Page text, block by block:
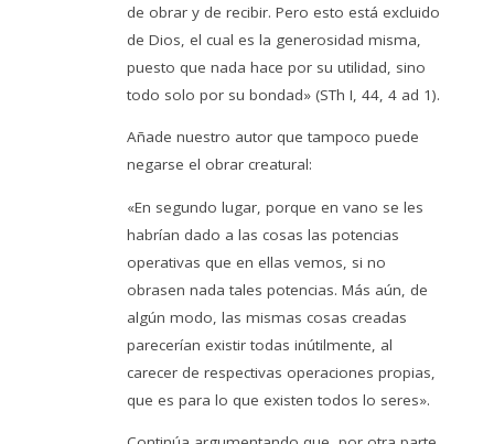
de obrar y de recibir. Pero esto está excluido
de Dios, el cual es la generosidad misma,
puesto que nada hace por su utilidad, sino
todo solo por su bondad» (STh I, 44, 4 ad 1).
Añade nuestro autor que tampoco puede
negarse el obrar creatural:
«En segundo lugar, porque en vano se les
habrían dado a las cosas las potencias
operativas que en ellas vemos, si no
obrasen nada tales potencias. Más aún, de
algún modo, las mismas cosas creadas
parecerían existir todas inútilmente, al
carecer de respectivas operaciones propias,
que es para lo que existen todos lo seres».